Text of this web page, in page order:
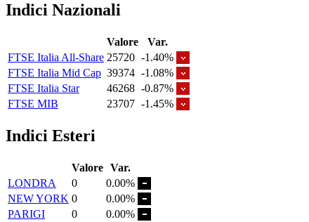
Indici Nazionali
Valore
Var.
FTSE Italia All-Share 25720 -1.40%
FTSE Italia Mid Cap 39374 -1.08%
FTSE Italia Star
46268 -0.87%
FTSE MIB
23707 -1.45%
Indici Esteri
Valore Var.
LONDRA
0
0.00%
NEW YORK 0
0.00%
PARIGI
0
0.00%